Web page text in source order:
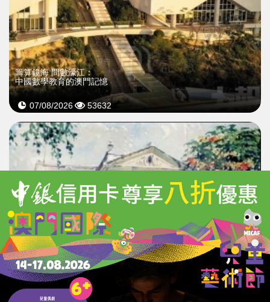
籌算鏡海 問數濠江：
中國數學教育的澳門記憶
07/08/2026 53632
流影濠江：
俄羅斯畫家筆下的澳門記憶